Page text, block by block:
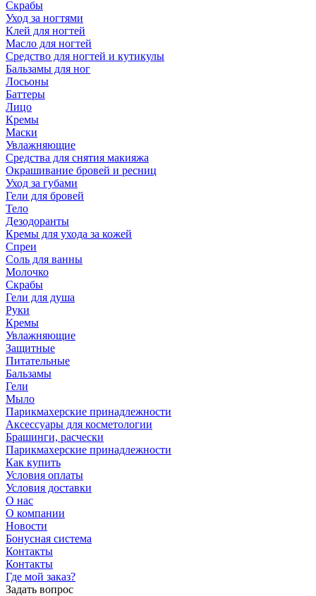
Скрабы
Уход за ногтями
Клей для ногтей
Масло для ногтей
Средство для ногтей и кутикулы
Бальзамы для ног
Лосьоны
Баттеры
Лицо
Кремы
Маски
Увлажняющие
Средства для снятия макияжа
Окрашивание бровей и ресниц
Уход за губами
Гели для бровей
Тело
Дезодоранты
Кремы для ухода за кожей
Спреи
Соль для ванны
Молочко
Скрабы
Гели для душа
Руки
Кремы
Увлажняющие
Защитные
Питательные
Бальзамы
Гели
Мыло
Парикмахерские принадлежности
Аксессуары для косметологии
Брашинги, расчески
Парикмахерские принадлежности
Как купить
Условия оплаты
Условия доставки
О нас
О компании
Новости
Бонусная система
Контакты
Контакты
Где мой заказ?
Задать вопрос